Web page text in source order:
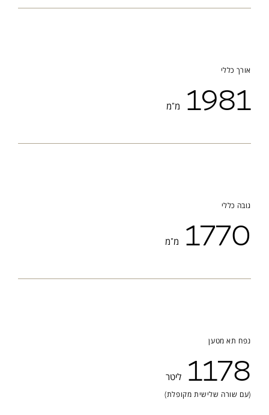
אורך כללי
1981 מ"מ
גובה כללי
1770 מ"מ
נפח תא מטען
1178 ליטר
(עם שורה שלישית מקופלת)